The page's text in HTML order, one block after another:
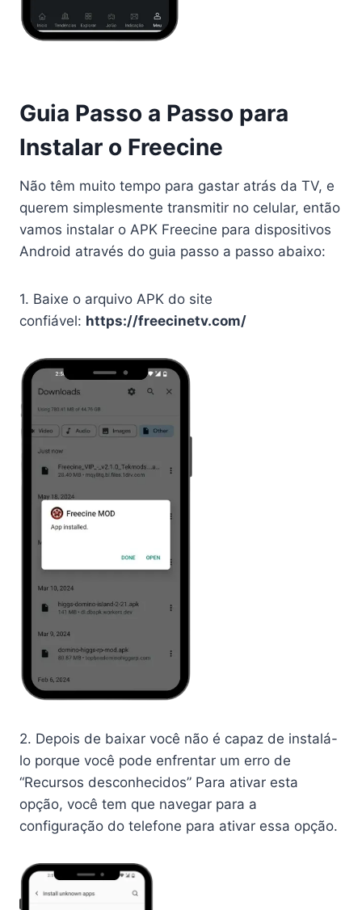
Guia Passo a Passo para
Instalar o Freecine
Não têm muito tempo para gastar atrás da TV, e
querem simplesmente transmitir no celular, então
vamos instalar o APK Freecine para dispositivos
Android através do guia passo a passo abaixo:
1. Baixe o arquivo APK do site
confiável: https://freecinetv.com/
2. Depois de baixar você não é capaz de instalá-
lo porque você pode enfrentar um erro de
“Recursos desconhecidos” Para ativar esta
opção, você tem que navegar para a
configuração do telefone para ativar essa opção.